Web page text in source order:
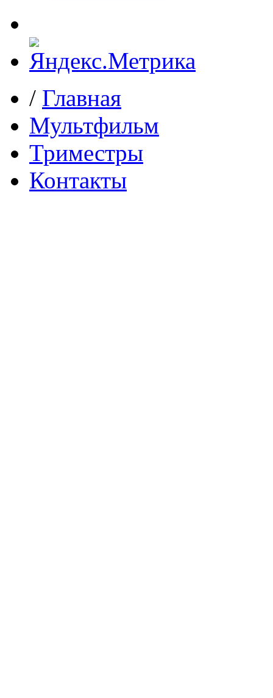
/ Главная
Мультфильм
Триместры
Контакты